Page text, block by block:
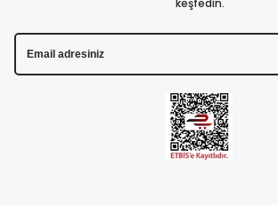
keşfedin.